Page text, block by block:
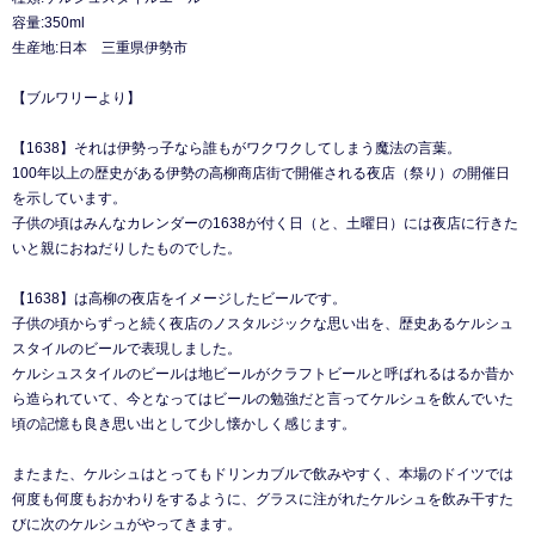
容量:350ml
生産地:日本 三重県伊勢市
【ブルワリーより】
【1638】それは伊勢っ子なら誰もがワクワクしてしまう魔法の言葉。
100年以上の歴史がある伊勢の高柳商店街で開催される夜店（祭り）の開催日
を示しています。
子供の頃はみんなカレンダーの1638が付く日（と、土曜日）には夜店に行きた
いと親におねだりしたものでした。
【1638】は高柳の夜店をイメージしたビールです。
子供の頃からずっと続く夜店のノスタルジックな思い出を、歴史あるケルシュ
スタイルのビールで表現しました。
ケルシュスタイルのビールは地ビールがクラフトビールと呼ばれるはるか昔か
ら造られていて、今となってはビールの勉強だと言ってケルシュを飲んでいた
頃の記憶も良き思い出として少し懐かしく感じます。
またまた、ケルシュはとってもドリンカブルで飲みやすく、本場のドイツでは
何度も何度もおかわりをするように、グラスに注がれたケルシュを飲み干すた
びに次のケルシュがやってきます。